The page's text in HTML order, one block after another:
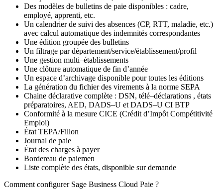
Des modèles de bulletins de paie disponibles : cadre,
employé, apprenti, etc.
Un calendrier de suivi des absences (CP, RTT, maladie, etc.)
avec calcul automatique des indemnités correspondantes
Une édition groupée des bulletins
Un filtrage par département/service/établissement/profil
Une gestion multi–établissements
Une clôture automatique de fin d’année
Un espace d’archivage disponible pour toutes les éditions
La génération du fichier des virements à la norme SEPA
Chaine déclarative complète : DSN, télé–déclarations , états
préparatoires, AED, DADS–U et DADS–U CI BTP
Conformité à la mesure CICE (Crédit d’Impôt Compétitivité
Emploi)
État TEPA/Fillon
Journal de paie
État des charges à payer
Bordereau de paiemen
Liste complète des états, disponible sur demande
Comment configurer Sage Business Cloud Paie ?